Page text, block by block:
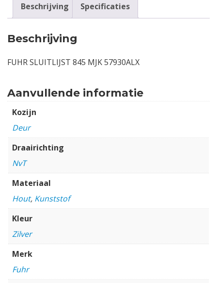
Beschrijving Specificaties
Beschrijving
FUHR SLUITLIJST 845 MJK 57930ALX
Aanvullende informatie
Kozijn
Deur
Draairichting
NvT
Materiaal
Hout, Kunststof
Kleur
Zilver
Merk
Fuhr